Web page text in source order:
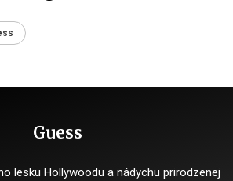
Guess
lesku Hollywoodu a nádychu prirodzenej